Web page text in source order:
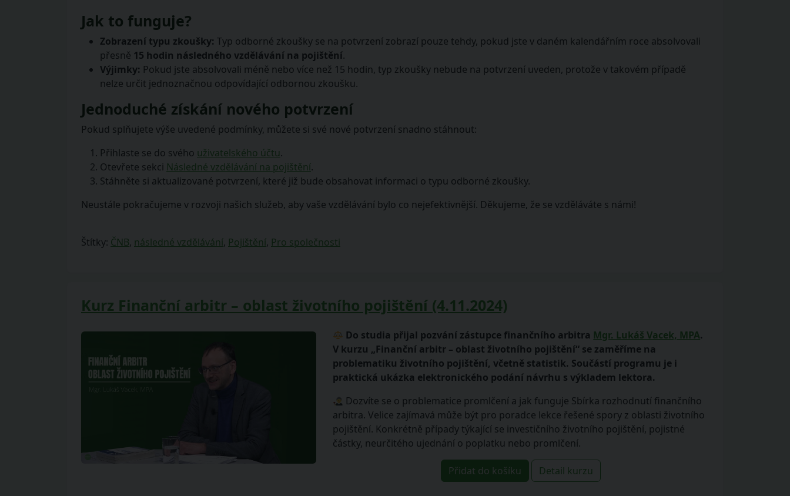
Jak to funguje?
Zobrazení typu zkoušky: Typ odborné zkoušky se na potvrzení zobrazí pouze tehdy, pokud jste v daném kalendářním roce absolvovali
přesně 15 hodin následného vzdělávání na pojištění.
Výjimky: Pokud jste absolvovali méně nebo více než 15 hodin, typ zkoušky nebude na potvrzení uveden, protože v takovém případě
nelze určit jednoznačnou odpovídající odbornou zkoušku.
Jednoduché získání nového potvrzení
Pokud splňujete výše uvedené podmínky, můžete si své nové potvrzení snadno stáhnout:
Přihlaste se do svého uživatelského účtu.
Otevřete sekci Následné vzdělávání na pojištění.
Stáhněte si aktualizované potvrzení, které již bude obsahovat informaci o typu odborné zkoušky.
Neustále pokračujeme v rozvoji našich služeb, aby vaše vzdělávání bylo co nejefektivnější. Děkujeme, že se vzděláváte s námi!
Štítky: ČNB, následné vzdělávání, Pojištění, Pro společnosti
Kurz Finanční arbitr – oblast životního pojištění (4.11.2024)
Do studia přijal pozvání zástupce finančního arbitra Mgr. Lukáš Vacek, MPA.
V kurzu „Finanční arbitr – oblast životního pojištění“ se zaměříme na
problematiku životního pojištění, včetně statistik. Součástí programu je i
praktická ukázka elektronického podání návrhu s výkladem lektora.
Dozvíte se o problematice promlčení a jak funguje Sbírka rozhodnutí finančního
arbitra. Velice zajímavá může být pro poradce lekce řešené spory z oblasti životního
pojištění. Konkrétně případy týkající se investičního životního pojištění, pojistné
částky, neurčitého ujednání o poplatku nebo promlčení.
Přidat do košíku Detail kurzu